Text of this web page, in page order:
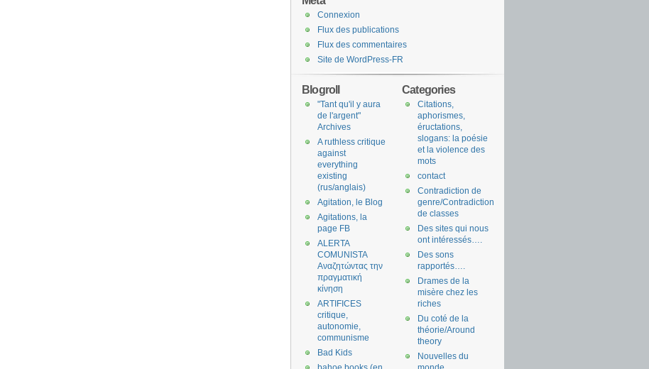
Connexion
Flux des publications
Flux des commentaires
Site de WordPress-FR
Categories
Citations,
aphorismes,
éructations,
slogans: la poésie
et la violence des
mots
contact
Contradiction de
genre/Contradiction
de classes
Des sites qui nous
ont intéressés….
Des sons
rapportés….
Drames de la
misère chez les
riches
Du coté de la
théorie/Around
theory
Nouvelles du
Blogroll
"Tant qu'il y aura
de l'argent"
Archives
A ruthless critique
against
everything
existing
(rus/anglais)
Agitation, le Blog
Agitations, la
page FB
ALERTA
COMUNISTA
Αναζητώντας την
πραγματική
κίνηση
ARTIFICES
critique,
autonomie,
communisme
Bad Kids